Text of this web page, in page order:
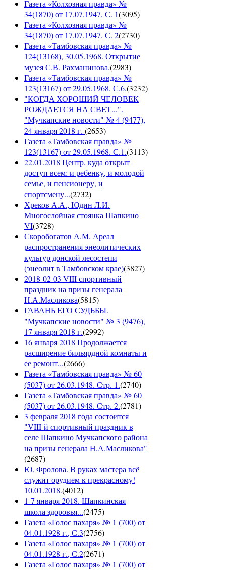
Газета «Колхозная правда» №
34(1870) от 17.07.1947, С. 1(3095)
Газета «Колхозная правда» №
34(1870) от 17.07.1947, С. 2(2730)
Газета «Тамбовская правда» №
124(13168), 30.05.1968. Открытие
музея С.В. Рахманинова.(2983)
Газета «Тамбовская правда» №
123(13167) от 29.05.1968. С.6.(3232)
"КОГДА ХОРОШИЙ ЧЕЛОВЕК
РОЖДАЕТСЯ НА СВЕТ...".
"Мучкапские новости" № 4 (9477),
24 января 2018 г. (2653)
Газета «Тамбовская правда» №
123(13167) от 29.05.1968. С.1.(3113)
22.01.2018 Центр, куда открыт
доступ всем: и ребенку, и молодой
семье, и пенсионеру, и
спортсмену...(2732)
Хреков А.А., Юдин Л.И.
Многослойная стоянка Шапкино
VI(3728)
Скоробогатов А.М. Ареал
распространения энеолитических
культур донской лесостепи
(энеолит в Тамбовском крае)(3827)
2018-02-03 VIII спортивный
праздник на призы генерала
Н.А.Масликова(5815)
ГАВАНЬ ЕГО СУДЬБЫ.
"Мучкапские новости" № 3 (9476),
17 января 2018 г.(2992)
16 января 2018 Продолжается
расширение бильярдной комнаты и
ее ремонт...(2666)
Газета «Тамбовская правда» № 60
(5037) от 26.03.1948. Стр. 1.(2740)
Газета «Тамбовская правда» № 60
(5037) от 26.03.1948. Стр. 2.(2781)
3 февраля 2018 года состоится
"VIII-й спортивный праздник в
селе Шапкино Мучкапского района
на призы генерала Н.А.Масликова"
(2687)
Ю. Фролова. В руках мастера всё
служит орудием к прекрасному!
10.01.2018.(4012)
1-7 января 2018. Шапкинская
школа здоровья...(2475)
Газета «Голос пахаря» № 1 (700) от
04.01.1928 г., С.3(2756)
Газета «Голос пахаря» № 1 (700) от
04.01.1928 г., С.2(2671)
Газета «Голос пахаря» № 1 (700) от